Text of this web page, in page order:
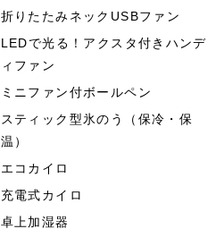
折りたたみネックUSBファン
LEDで光る！アクスタ付きハンデ
ィファン
ミニファン付ボールペン
スティック型氷のう（保冷・保
温）
エコカイロ
充電式カイロ
卓上加湿器